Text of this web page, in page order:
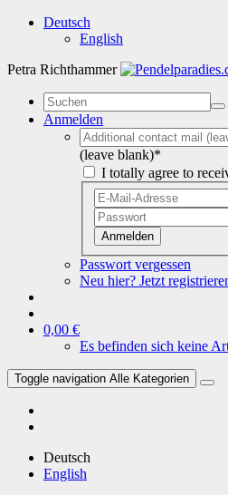
Deutsch
English
Petra Richthammer
Anmelden
(leave blank)*
I totally agree to
Anmelden
Passwort vergessen
Neu hier? Jetzt
0,00 €
Es befinden sich keine
Toggle navigation Alle Kategorien
Deutsch
English